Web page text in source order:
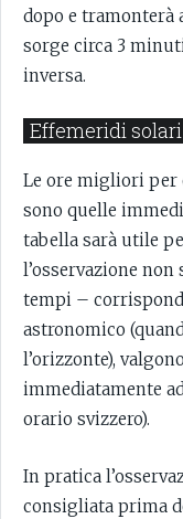
dopo e tramonterà
sorge circa 3
inversa.
Effemeridi solari
Le ore migliori per
sono quelle
tabella sarà utile
l’osservazione
tempi –
astronomico
l’orizzonte),
immediatamente
orario svizzero).
In pratica
consigliata prima